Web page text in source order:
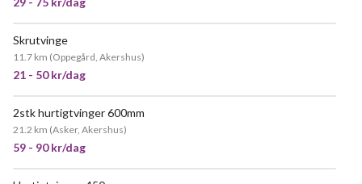
Skrutvinge
11.7 km (Oppegård, Akershus)
21 - 50 kr/dag
2stk hurtigtvinger 600mm
21.2 km (Asker, Akershus)
59 - 90 kr/dag